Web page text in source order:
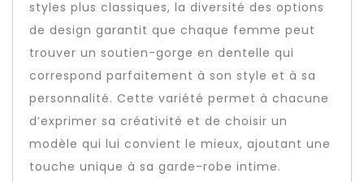
styles plus classiques, la diversité des options
de design garantit que chaque femme peut
trouver un soutien-gorge en dentelle qui
correspond parfaitement à son style et à sa
personnalité. Cette variété permet à chacune
d’exprimer sa créativité et de choisir un
modèle qui lui convient le mieux, ajoutant une
touche unique à sa garde-robe intime.